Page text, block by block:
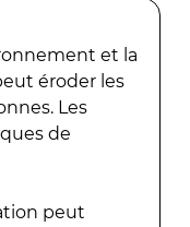
et la
éroder les
Les
de
peut